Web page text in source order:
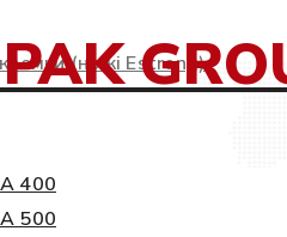
кромки (ножі Estrong)
400
500